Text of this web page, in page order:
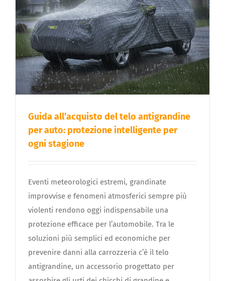
Guida all’acquisto del telo antigrandine
per auto: protezione intelligente per
ogni stagione
Eventi meteorologici estremi, grandinate
improvvise e fenomeni atmosferici sempre più
violenti rendono oggi indispensabile una
protezione efficace per l’automobile. Tra le
soluzioni più semplici ed economiche per
prevenire danni alla carrozzeria c’è il telo
antigrandine, un accessorio progettato per